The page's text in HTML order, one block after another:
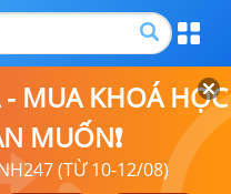
MUA KHOÁ HỌC
MUỐN❗
(TỪ 10-12/08)